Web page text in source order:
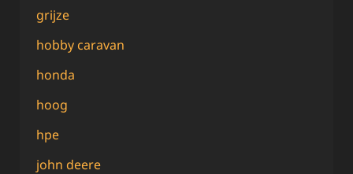
grijze
hobby caravan
honda
hoog
hpe
john deere